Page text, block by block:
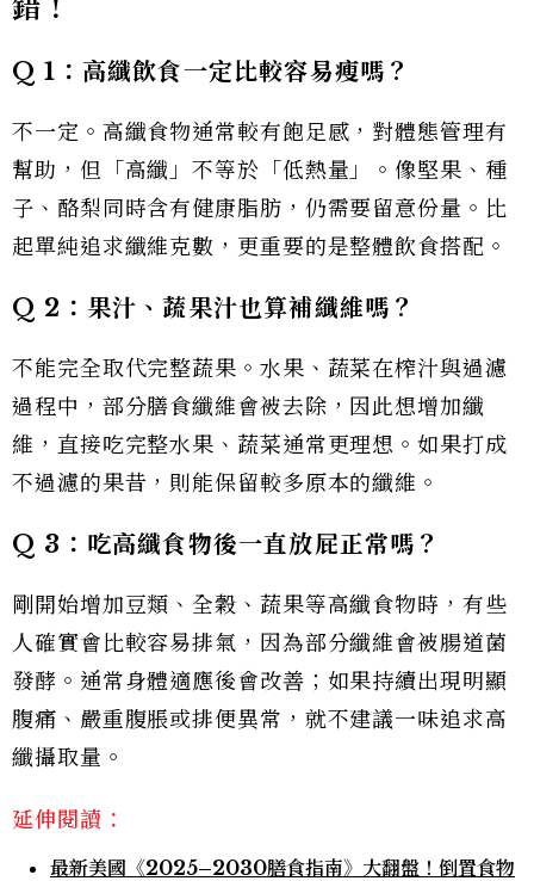
錯！
Q 1 ：高纖飲食一定比較容易瘦嗎？
不一定。高纖食物通常較有飽足感，對體態管理有
幫助，但「高纖」不等於「低熱量」。像堅果、種
子、酪梨同時含有健康脂肪，仍需要留意份量。比
起單純追求纖維克數，更重要的是整體飲食搭配。
Q 2 ：果汁、蔬果汁也算補纖維嗎？
不能完全取代完整蔬果。水果、蔬菜在榨汁與過濾
過程中，部分膳食纖維會被去除，因此想增加纖
維，直接吃完整水果、蔬菜通常更理想。如果打成
不過濾的果昔，則能保留較多原本的纖維。
Q 3 ：吃高纖食物後一直放屁正常嗎？
剛開始增加豆類、全穀、蔬果等高纖食物時，有些
人確實會比較容易排氣，因為部分纖維會被腸道菌
發酵。通常身體適應後會改善；如果持續出現明顯
腹痛、嚴重腹脹或排便異常，就不建議一味追求高
纖攝取量。
延伸閱讀：
最新美國《2025–2030膳食指南》大翻盤！倒置食物